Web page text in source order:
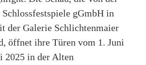
gGmbH in
der Galerie Schlichtenmaier
öffnet ihre Türen vom 1. Juni
2025 in der Alten